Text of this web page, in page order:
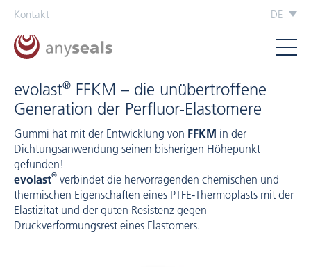
Kontakt DE
evolast® FFKM – die unübertroffene
Generation der Perfluor-Elastomere
Gummi hat mit der Entwicklung von FFKM in der
Dichtungsanwendung seinen bisherigen Höhepunkt
gefunden!
evolast® verbindet die hervorragenden chemischen und
thermischen Eigenschaften eines PTFE-Thermoplasts mit der
Elastizität und der guten Resistenz gegen
Druckverformungsrest eines Elastomers.